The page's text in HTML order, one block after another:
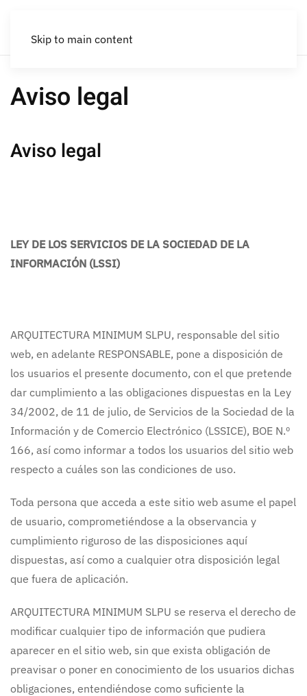
Skip to main content
Aviso legal
Aviso legal
LEY DE LOS SERVICIOS DE LA SOCIEDAD DE LA
INFORMACIÓN (LSSI)
ARQUITECTURA MINIMUM SLPU, responsable del sitio
web, en adelante RESPONSABLE, pone a disposición de
los usuarios el presente documento, con el que pretende
dar cumplimiento a las obligaciones dispuestas en la Ley
34/2002, de 11 de julio, de Servicios de la Sociedad de la
Información y de Comercio Electrónico (LSSICE), BOE N.º
166, así como informar a todos los usuarios del sitio web
respecto a cuáles son las condiciones de uso.
Toda persona que acceda a este sitio web asume el papel
de usuario, comprometiéndose a la observancia y
cumplimiento riguroso de las disposiciones aquí
dispuestas, así como a cualquier otra disposición legal
que fuera de aplicación.
ARQUITECTURA MINIMUM SLPU se reserva el derecho de
modificar cualquier tipo de información que pudiera
aparecer en el sitio web, sin que exista obligación de
preavisar o poner en conocimiento de los usuarios dichas
obligaciones, entendiéndose como suficiente la